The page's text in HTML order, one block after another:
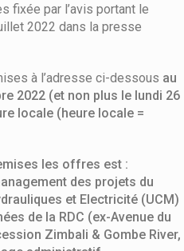
fixée par l’avis portant le
2022 dans la presse
à l’adresse ci-dessous au
2022 (et non plus le lundi 26
locale (heure locale =
les offres est :
des projets du
et Electricité (UCM)
de la RDC (ex-Avenue du
Zimbali & Gombe River,